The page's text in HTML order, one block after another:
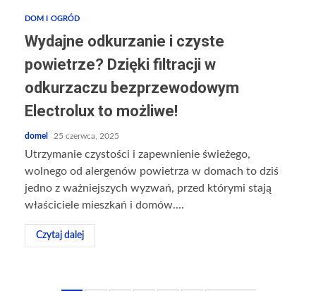
DOM I OGRÓD
Wydajne odkurzanie i czyste
powietrze? Dzięki filtracji w
odkurzaczu bezprzewodowym
Electrolux to możliwe!
domel 25 czerwca, 2025
Utrzymanie czystości i zapewnienie świeżego,
wolnego od alergenów powietrza w domach to dziś
jedno z ważniejszych wyzwań, przed którymi stają
właściciele mieszkań i domów....
Czytaj dalej